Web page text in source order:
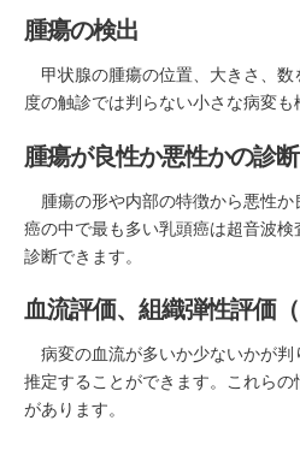
腫瘍の検出
甲状腺の腫瘍の位置、大きさ、数
度の触診では判らない小さな病変も
腫瘍が良性か悪性かの診断
腫瘍の形や内部の特徴から悪性か
癌の中で最も多い乳頭癌は超音波
診断できます。
血流評価、組織弾性評価
病変の血流が多いか少ないかが判
推定することができます。これら
があります。